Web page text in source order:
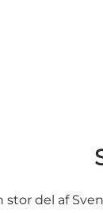
stor del af